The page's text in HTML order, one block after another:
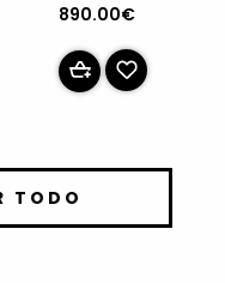
890.00€
TODO